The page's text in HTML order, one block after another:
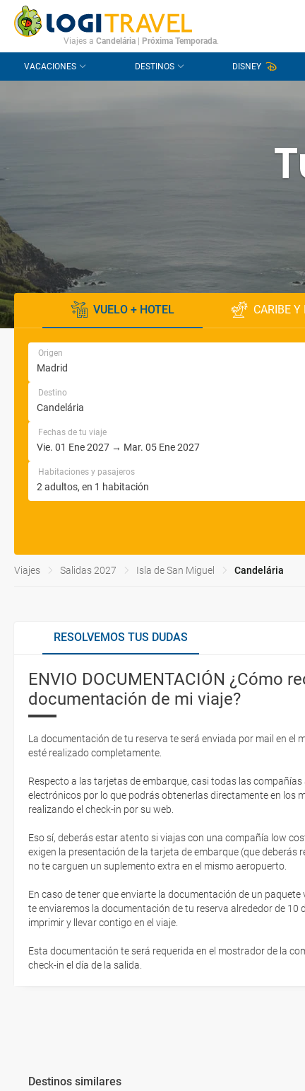
CONTACTO PREGUNTAS FRECUENTES
Viajes a Candelária Próxima Temporada.
VACACIONES DESTINOS DISNEY
VUELO + HOTEL CARIBE Y
Origen
Destino
Fechas de tu viaje
Habitaciones y pasajeros
Viajes Salidas 2027 Isla de San Miguel Candelária
RESOLVEMOS TUS DUDAS
ENVIO DOCUMENTACIÓN ¿Cómo
documentación de mi viaje?
La documentación de tu reserva te será enviada por mail en el
esté realizado completamente.
Respecto a las tarjetas de embarque, casi todas las
electrónicos por lo que podrás obtenerlas directamente en los
realizando el check-in por su web.
Eso sí, deberás estar atento si viajas con una compañía low
exigen la presentación de la tarjeta de embarque (que deberás
no te carguen un suplemento extra en el mismo aeropuerto.
En caso de tener que enviarte la documentación de un
te enviaremos la documentación de tu reserva alrededor de 10
imprimir y llevar contigo en el viaje.
Esta documentación te será requerida en el mostrador de la
check-in el día de la salida.
Destinos similares